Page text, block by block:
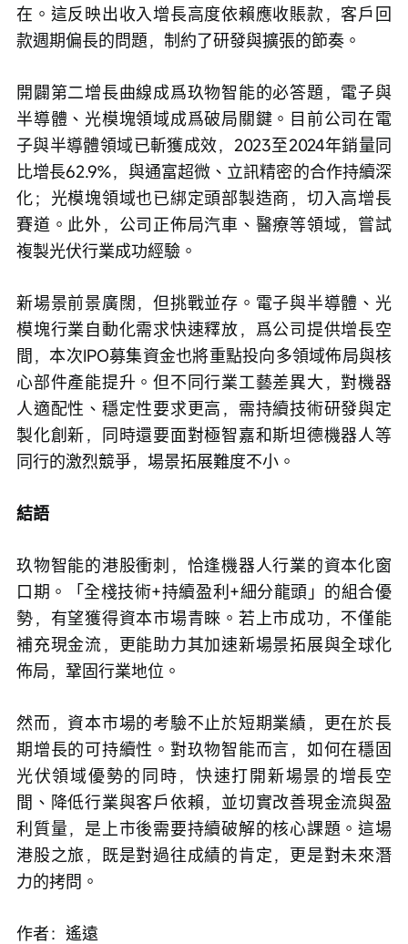
在。這反映出收入增長高度依賴應收賬款，客戶回
款週期偏長的問題，制約了研發與擴張的節奏。
開闢第二增長曲線成爲玖物智能的必答題，電子與
半導體、光模塊領域成爲破局關鍵。目前公司在電
子與半導體領域已斬獲成效，2023至2024年銷量同
比增長62.9%，與通富超微、立訊精密的合作持續深
化；光模塊領域也已綁定頭部製造商，切入高增長
賽道。此外，公司正佈局汽車、醫療等領域，嘗試
複製光伏行業成功經驗。
新場景前景廣闊，但挑戰並存。電子與半導體、光
模塊行業自動化需求快速釋放，爲公司提供增長空
間，本次IPO募集資金也將重點投向多領域佈局與核
心部件產能提升。但不同行業工藝差異大，對機器
人適配性、穩定性要求更高，需持續技術研發與定
製化創新，同時還要面對極智嘉和斯坦德機器人等
同行的激烈競爭，場景拓展難度不小。
結語
玖物智能的港股衝刺，恰逢機器人行業的資本化窗
口期。「全棧技術+持續盈利+細分龍頭」的組合優
勢，有望獲得資本市場青睞。若上市成功，不僅能
補充現金流，更能助力其加速新場景拓展與全球化
佈局，鞏固行業地位。
然而，資本市場的考驗不止於短期業績，更在於長
期增長的可持續性。對玖物智能而言，如何在穩固
光伏領域優勢的同時，快速打開新場景的增長空
間、降低行業與客戶依賴，並切實改善現金流與盈
利質量，是上市後需要持續破解的核心課題。這場
港股之旅，既是對過往成績的肯定，更是對未來潛
力的拷問。
作者：遙遠